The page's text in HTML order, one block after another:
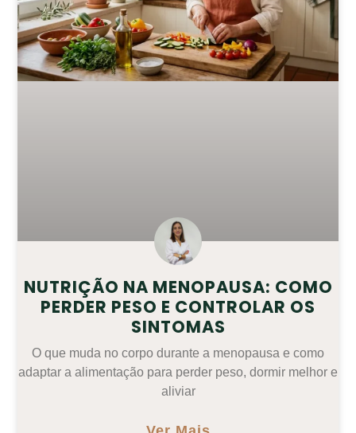
NUTRIÇÃO NA MENOPAUSA: COMO
PERDER PESO E CONTROLAR OS
SINTOMAS
O que muda no corpo durante a menopausa e como
adaptar a alimentação para perder peso, dormir melhor e
aliviar